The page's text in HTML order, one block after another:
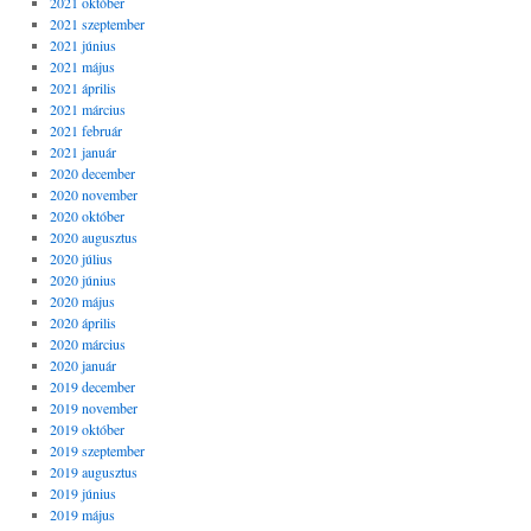
2021 szeptember
2021 június
2021 május
2021 április
2021 március
2021 február
2021 január
2020 december
2020 november
2020 október
2020 augusztus
2020 július
2020 június
2020 május
2020 április
2020 március
2020 január
2019 december
2019 november
2019 október
2019 szeptember
2019 augusztus
2019 június
2019 május